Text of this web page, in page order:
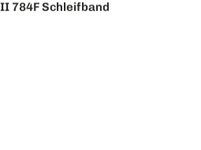
784F Schleifband